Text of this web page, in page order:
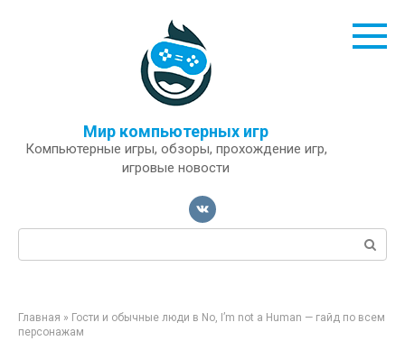
Мир компьютерных игр
Компьютерные игры, обзоры, прохождение игр,
игровые новости
Поиск:
Главная » Гости и обычные люди в No, I’m not a Human — гайд по всем
персонажам